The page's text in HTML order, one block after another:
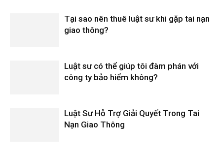
Tại sao nên thuê luật sư khi gặp tai nạn
giao thông?
Luật sư có thể giúp tôi đàm phán với
công ty bảo hiểm không?
Luật Sư Hỗ Trợ Giải Quyết Trong Tai
Nạn Giao Thông